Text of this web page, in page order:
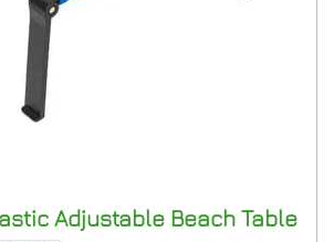
Adjustable Beach Table